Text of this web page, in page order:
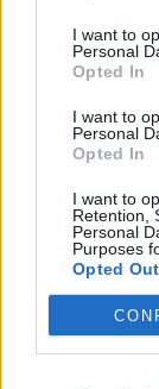
I want to
Personal
Opted In
I want to
Personal
Opted In
I want to
Retention,
Personal
Purposes
Opted Out